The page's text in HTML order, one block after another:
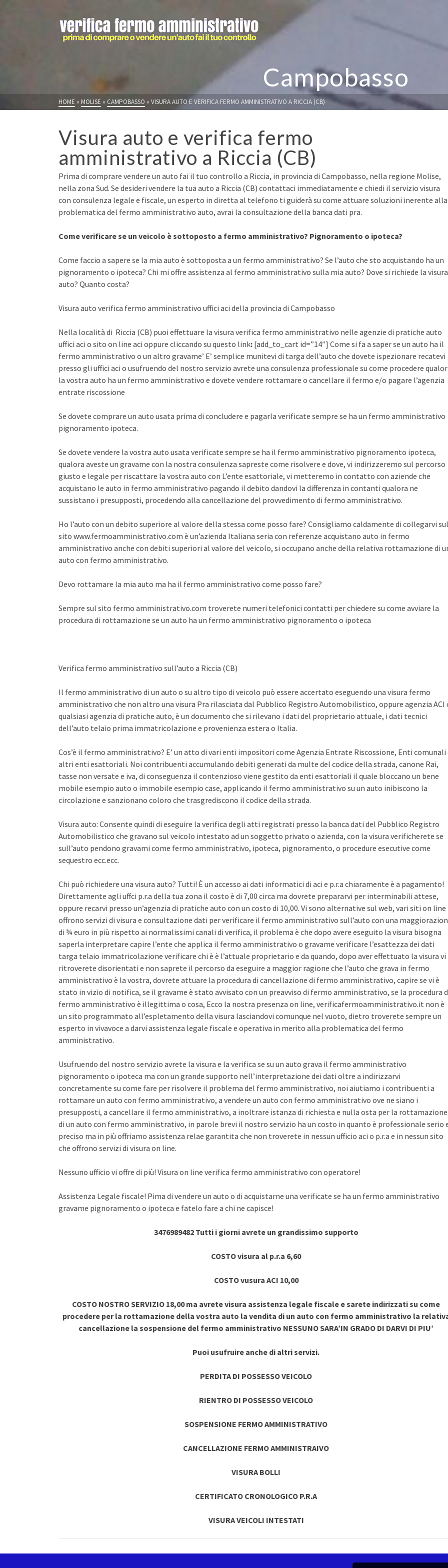
Campobasso
HOME » MOLISE » CAMPOBASSO » VISURA AUTO E VERIFICA FERMO AMMINISTRATIVO A RICCIA (CB)
Visura auto e verifica fermo
amministrativo a Riccia (CB)
Prima di comprare vendere un auto fai il tuo controllo a Riccia, in provincia di Campobasso, nella regione Molise,
nella zona Sud. Se desideri vendere la tua auto a Riccia (CB) contattaci immediatamente e chiedi il servizio visura
con consulenza legale e fiscale, un esperto in diretta al telefono ti guiderà su come attuare soluzioni inerente alla
problematica del fermo amministrativo auto, avrai la consultazione della banca dati pra.
Come verificare se un veicolo è sottoposto a fermo amministrativo? Pignoramento o ipoteca?
Come faccio a sapere se la mia auto è sottoposta a un fermo amministrativo? Se l’auto che sto acquistando ha un
pignoramento o ipoteca? Chi mi offre assistenza al fermo amministrativo sulla mia auto? Dove si richiede la visura
auto? Quanto costa?
Visura auto verifica fermo amministrativo uffici aci della provincia di Campobasso
Nella località di Riccia (CB) puoi effettuare la visura verifica fermo amministrativo nelle agenzie di pratiche auto
uffici aci o sito on line aci oppure cliccando su questo link: [add_to_cart id=”14″] Come si fa a saper se un auto ha il
fermo amministrativo o un altro gravame’ E’ semplice munitevi di targa dell’auto che dovete ispezionare recatevi
presso gli uffici aci o usufruendo del nostro servizio avrete una consulenza professionale su come procedere
la vostra auto ha un fermo amministrativo e dovete vendere rottamare o cancellare il fermo e/o pagare l’agenzia
entrate riscossione
Se dovete comprare un auto usata prima di concludere e pagarla verificate sempre se ha un fermo amministrativo
pignoramento ipoteca.
Se dovete vendere la vostra auto usata verificate sempre se ha il fermo amministrativo pignoramento ipoteca,
qualora aveste un gravame con la nostra consulenza sapreste come risolvere e dove, vi indirizzeremo sul percorso
giusto e legale per riscattare la vostra auto con L’ente esattoriale, vi metteremo in contatto con aziende che
acquistano le auto in fermo amministrativo pagando il debito dandovi la differenza in contanti qualora ne
sussistano i presupposti, procedendo alla cancellazione del provvedimento di fermo amministrativo.
Ho l’auto con un debito superiore al valore della stessa come posso fare? Consigliamo caldamente di collegarvi sul
sito www.fermoamministrativo.com è un’azienda Italiana seria con referenze acquistano auto in fermo
amministrativo anche con debiti superiori al valore del veicolo, si occupano anche della relativa rottamazione di
auto con fermo amministrativo.
Devo rottamare la mia auto ma ha il fermo amministrativo come posso fare?
Sempre sul sito fermo amministrativo.com troverete numeri telefonici contatti per chiedere su come avviare la
procedura di rottamazione se un auto ha un fermo amministrativo pignoramento o ipoteca
Verifica fermo amministrativo sull’auto a Riccia (CB)
Il fermo amministrativo di un auto o su altro tipo di veicolo può essere accertato eseguendo una visura fermo
amministrativo che non altro una visura Pra rilasciata dal Pubblico Registro Automobilistico, oppure agenzia ACI
qualsiasi agenzia di pratiche auto, è un documento che si rilevano i dati del proprietario attuale, i dati tecnici
dell’auto telaio prima immatricolazione e provenienza estera o Italia.
Cos’è il fermo amministrativo? E’ un atto di vari enti impositori come Agenzia Entrate Riscossione, Enti comunali
altri enti esattoriali. Noi contribuenti accumulando debiti generati da multe del codice della strada, canone Rai,
tasse non versate e iva, di conseguenza il contenzioso viene gestito da enti esattoriali il quale bloccano un bene
mobile esempio auto o immobile esempio case, applicando il fermo amministrativo su un auto inibiscono la
circolazione e sanzionano coloro che trasgrediscono il codice della strada.
Visura auto: Consente quindi di eseguire la verifica degli atti registrati presso la banca dati del Pubblico Registro
Automobilistico che gravano sul veicolo intestato ad un soggetto privato o azienda, con la visura verificherete se
sull’auto pendono gravami come fermo amministrativo, ipoteca, pignoramento, o procedure esecutive come
sequestro ecc.ecc.
Chi può richiedere una visura auto? Tutti! È un accesso ai dati informatici di aci e p.r.a chiaramente è a pagamento!
Direttamente agli uffci p.r.a della tua zona il costo è di 7,00 circa ma dovrete prepararvi per interminabili attese,
oppure recarvi presso un’agenzia di pratiche auto con un costo di 10,00. Vi sono alternative sul web, vari siti on line
offrono servizi di visura e consultazione dati per verificare il fermo amministrativo sull’auto con una
di ¾ euro in più rispetto ai normalissimi canali di verifica, il problema è che dopo avere eseguito la visura bisogna
saperla interpretare capire l’ente che applica il fermo amministrativo o gravame verificare l’esattezza dei dati
targa telaio immatricolazione verificare chi è è l’attuale proprietario e da quando, dopo aver effettuato la visura vi
ritroverete disorientati e non saprete il percorso da eseguire a maggior ragione che l’auto che grava in fermo
amministrativo è la vostra, dovrete attuare la procedura di cancellazione di fermo amministrativo, capire se vi è
stato in vizio di notifica, se il gravame è stato avvisato con un preavviso di fermo amministrativo, se la procedura
fermo amministrativo è illegittima o cosa, Ecco la nostra presenza on line, verificafermoamministrativo.it non è
un sito programmato all’espletamento della visura lasciandovi comunque nel vuoto, dietro troverete sempre un
esperto in vivavoce a darvi assistenza legale fiscale e operativa in merito alla problematica del fermo
amministrativo.
Usufruendo del nostro servizio avrete la visura e la verifica se su un auto grava il fermo amministrativo
pignoramento o ipoteca ma con un grande supporto nell’interpretazione dei dati oltre a indirizzarvi
concretamente su come fare per risolvere il problema del fermo amministrativo, noi aiutiamo i contribuenti a
rottamare un auto con fermo amministrativo, a vendere un auto con fermo amministrativo ove ne siano i
presupposti, a cancellare il fermo amministrativo, a inoltrare istanza di richiesta e nulla osta per la rottamazione
di un auto con fermo amministrativo, in parole brevi il nostro servizio ha un costo in quanto è professionale serio
preciso ma in più offriamo assistenza relae garantita che non troverete in nessun ufficio aci o p.r.a e in nessun sito
che offrono servizi di visura on line.
Nessuno ufficio vi offre di più! Visura on line verifica fermo amministrativo con operatore!
Assistenza Legale fiscale! Pima di vendere un auto o di acquistarne una verificate se ha un fermo amministrativo
gravame pignoramento o ipoteca e fatelo fare a chi ne capisce!
3476989482 Tutti i giorni avrete un grandissimo supporto
COSTO visura al p.r.a 6,60
COSTO vusura ACI 10,00
COSTO NOSTRO SERVIZIO 18,00 ma avrete visura assistenza legale fiscale e sarete indirizzati su come
procedere per la rottamazione della vostra auto la vendita di un auto con fermo amministrativo la
cancellazione la sospensione del fermo amministrativo NESSUNO SARA’IN GRADO DI DARVI DI PIU’
Puoi usufruire anche di altri servizi.
PERDITA DI POSSESSO VEICOLO
RIENTRO DI POSSESSO VEICOLO
SOSPENSIONE FERMO AMMINISTRATIVO
CANCELLAZIONE FERMO AMMINISTRAIVO
VISURA BOLLI
CERTIFICATO CRONOLOGICO P.R.A
VISURA VEICOLI INTESTATI